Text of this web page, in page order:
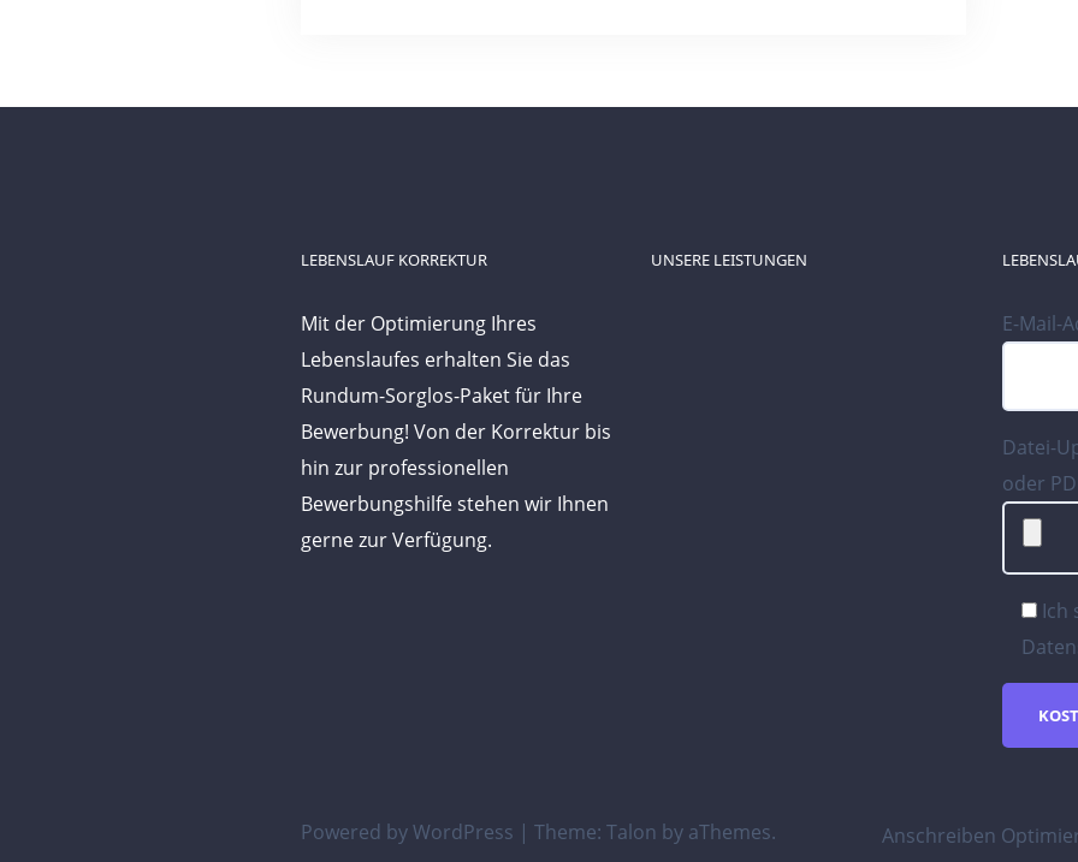
LEBENSLAUF KORREKTUR
Mit der Optimierung Ihres
Lebenslaufes erhalten Sie das
Rundum-Sorglos-Paket für Ihre
Bewerbung! Von der Korrektur bis
hin zur professionellen
Bewerbungshilfe stehen wir Ihnen
gerne zur Verfügung.
UNSERE LEISTUNGEN
E-Mail-
Datei-
oder
Ich
Powered by WordPress |Theme:Talon by aThemes. Anschreiben